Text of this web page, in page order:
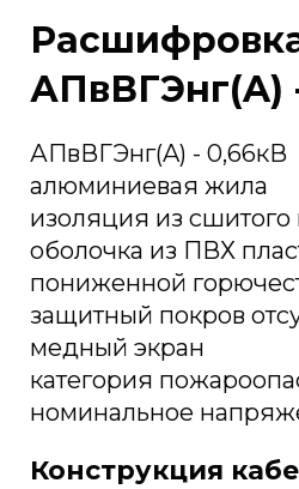
АПвВГЭнг(A)
АПвВГЭнг(A) - 0,66кВ
алюминиевая жила
изоляция из сшитого
оболочка из ПВХ
пониженной
защитный покров
медный экран
категория
номинальное
Конструкция